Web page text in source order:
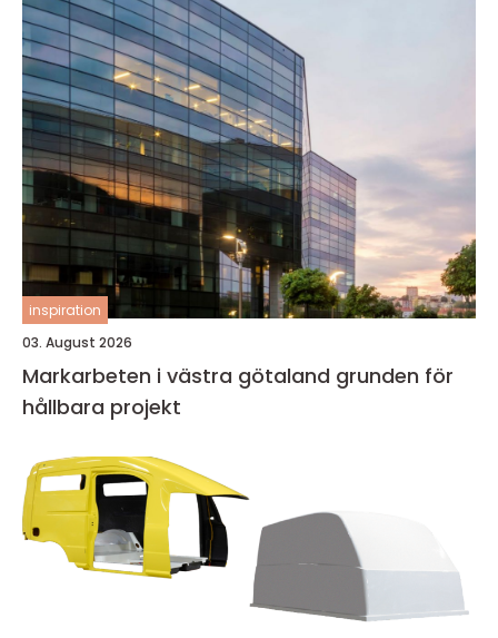
inspiration
03. August 2026
Markarbeten i västra götaland grunden för
hållbara projekt